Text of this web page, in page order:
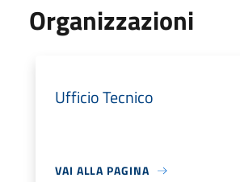
Organizzazioni
Ufficio Tecnico
VAI ALLA PAGINA